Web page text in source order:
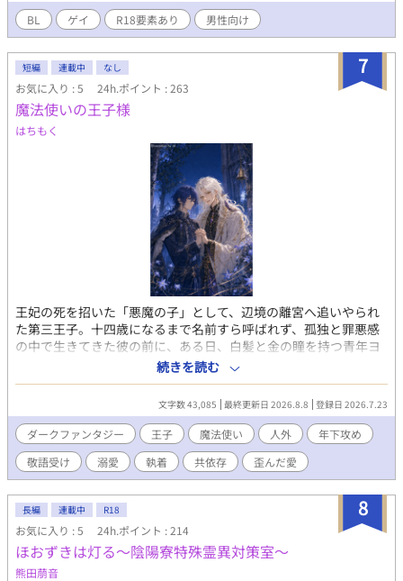
BL ゲイ R18要素あり 男性向け
7
短編 連載中 なし
お気に入り : 5 24h.ポイント : 263
魔法使いの王子様
はちもく
王妃の死を招いた「悪魔の子」として、辺境の離宮へ追いやられ
た第三王子。十四歳になるまで名前すら呼ばれず、孤独と罪悪感
の中で生きてきた彼の前に、ある日、白髪と金の瞳を持つ青年ヨ
シュアが現れる。 「やっとお会いできましたね、テオ」 誰もが忘
れたはずの名前を呼び、王宮魔導士を名乗るヨシュア。彼は冷え
きった部屋を魔法で温め、食事を作り、王子の髪を梳き、初めて
の優しさを惜しみなく与えていく。 ヨシュアに手を引かれ、外の
世界を知る王子。空を泳ぐ魚、星空を駆ける熊、動き出す生垣
――荒れ果てた離宮は、二人だけの美しい楽園へ変わっていく。
王子もまた、笑い、走り、自分の望みを口にする一人の青年へと
成長していった。 しかし、城が幸福に満たされるほど、使用人た
ちの笑顔はどこか不自然になっていく。ヨシュアはなぜ、失われ
た王子の名を知っていたのか。彼が王子へ向ける深い愛情は、本
当にただの優しさなのか。 やがて古い図書室で見つけた一冊の絵
本が、二人の物語を静かに反転させる。 これは、悪魔の子と呼ば
れた王子と、彼を愛する魔法使いの、歪で優しい救済の物語。
続きを読む
文字数 43,085 最終更新日 2026.8.8 登録日 2026.7.23
ダークファンタジー 王子 魔法使い 人外
年下攻め
敬語受け
溺愛 執着 共依存 歪んだ愛
8
長編 連載中 R18
お気に入り : 5 24h.ポイント : 214
ほおずきは灯る〜陰陽寮特殊霊異対策室〜
熊田萠音